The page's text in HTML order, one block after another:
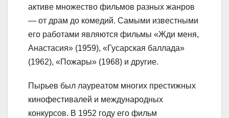
активе множество фильмов разных жанров
— от драм до комедий. Самыми известными
его работами являются фильмы «Жди меня,
Анастасия» (1959), «Гусарская баллада»
(1962), «Пожары» (1968) и другие.
Пырьев был лауреатом многих престижных
кинофестивалей и международных
конкурсов. В 1952 году его фильм